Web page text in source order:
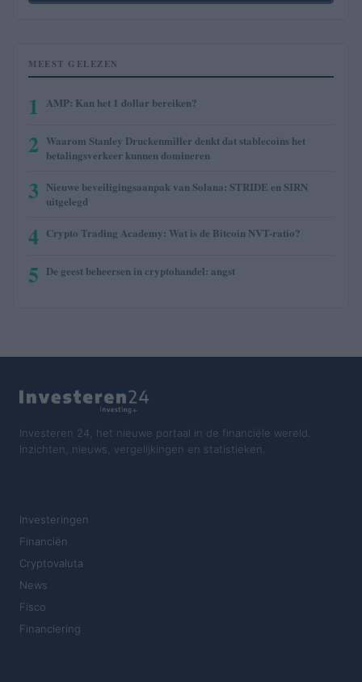
MEEST GELEZEN
1 AMP: Kan het 1 dollar bereiken?
2 Waarom Stanley Druckenmiller denkt dat stablecoins het
betalingsverkeer kunnen domineren
3 Nieuwe beveiligingsaanpak van Solana: STRIDE en SIRN
uitgelegd
4 Crypto Trading Academy: Wat is de Bitcoin NVT-ratio?
5 De geest beheersen in cryptohandel: angst
Investeren 24, het nieuwe portaal in de financiële wereld.
Inzichten, nieuws, vergelijkingen en statistieken.
Investeringen
Financiën
Cryptovaluta
News
Fisco
Financiering